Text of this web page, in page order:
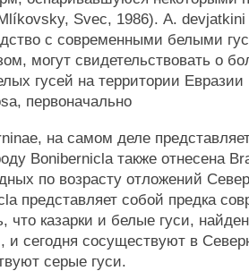
Svec, 1986). A.
с современными белыми
могут свидетельствовать о
гусей на территории
первоначально
на самом деле
Bonibernicla также отнесена
по возрасту отложений
представляет собой предка
что казарки и белые гуси,
и сегодня сосуществуют в
серые гуси.